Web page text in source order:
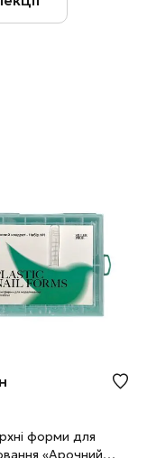
форми для
«Арочний